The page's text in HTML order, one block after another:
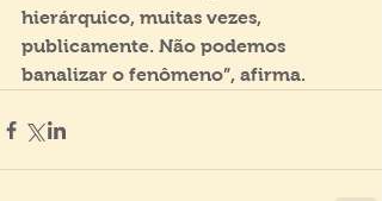
hierárquico, muitas vezes,
publicamente. Não podemos
banalizar o fenômeno”, afirma.